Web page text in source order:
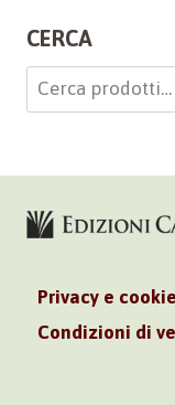
CERCA
Cerca:
Privacy e cookie
Condizioni di